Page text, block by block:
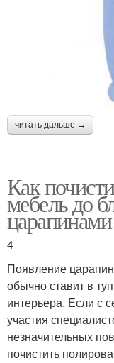
читать дальше →
Как
мебель до
царапинами
4
Появление
обычно ставит в
интерьера. Если с
участия
незначительных
почистить